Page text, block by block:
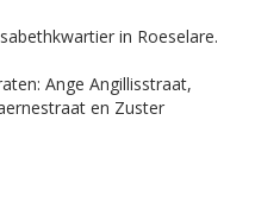
in Roeselare.
Ange Angillisstraat,
en Zuster